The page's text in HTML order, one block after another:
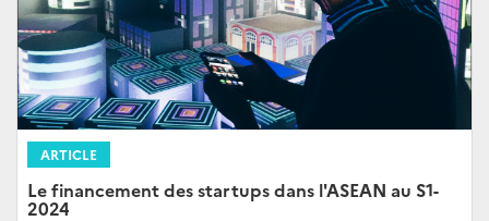
ARTICLE
Le financement des startups dans l'ASEAN au S1-
2024